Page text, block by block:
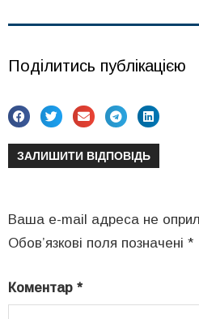
Поділитись публікацією
ЗАЛИШИТИ ВІДПОВІДЬ
Ваша e-mail адреса не
Обов’язкові поля позначені *
Коментар *